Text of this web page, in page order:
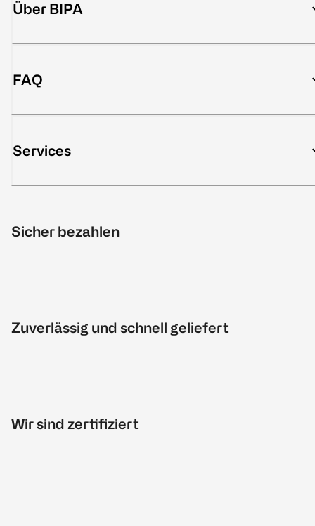
Über BIPA
FAQ
Services
Sicher bezahlen
Zuverlässig und schnell geliefert
Wir sind zertifiziert